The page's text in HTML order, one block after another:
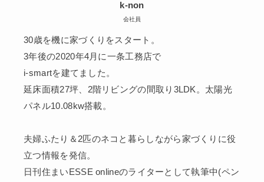
k-non
会社員
30歳を機に家づくりをスタート。
3年後の2020年4月に一条工務店で
i-smartを建てました。
延床面積27坪、2階リビングの間取り3LDK。太陽光
パネル10.08kw搭載。
夫婦ふたり＆2匹のネコと暮らしながら家づくりに役
立つ情報を発信。
日刊住まいESSE onlineのライターとして執筆中(ペン